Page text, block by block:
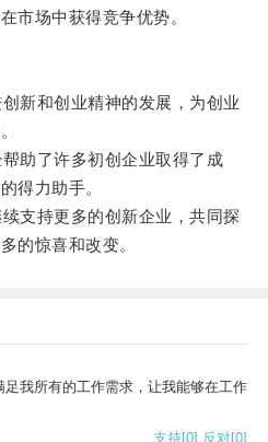
市场中获得竞争优势。
和创业精神的发展，为创业
了许多初创企业取得了成
得力助手。
持更多的创新企业，共同探
的惊喜和改变。
我所有的工作需求，让我能够在工作
支持[0] 反对[0]